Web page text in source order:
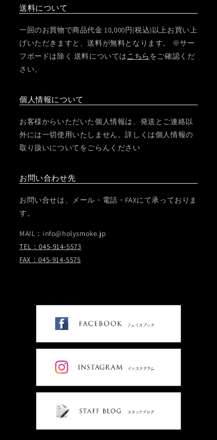
送料について
一回のお買物で商品代金 10,000円(税込)以上お買い上
げいただきますと、送料が無料となります。 ※サー
フボードは除く 送料については こちら をご確認くだ
さい。
個人情報について
お客様からいただいた個人情報は、発送とご連絡以
外には一切使用いたしません。詳しくは個人情報の
取り扱いについてをごらんください
お問い合わせ先
お問い合せは、メール・電話・FAXにて承っておりま
す。
MAIL：info@holysmoke.jp
TEL：045-914-5573
FAX：045-914-5575